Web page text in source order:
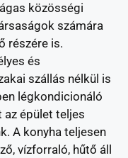
közösségi
számára
részére is.
és
szállás nélkül is
légkondicionáló
az épület teljes
A konyha teljesen
vízforraló, hűtő áll